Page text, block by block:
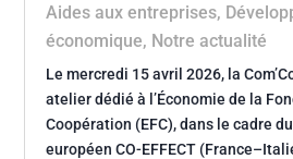
Aides aux entreprises,
économique, Notre actualité
Le mercredi 15 avril 2026, la
atelier dédié à l’Économie de la
Coopération (EFC), dans le cadre
européen CO-EFFECT